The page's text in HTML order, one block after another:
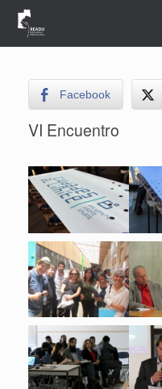
Saltar
contenido
Facebook
VI Encuentro